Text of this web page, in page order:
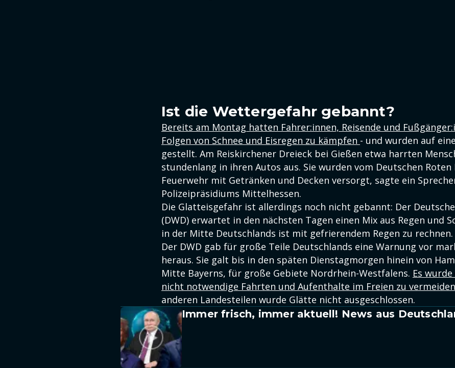
Ist die Wettergefahr gebannt?
Bereits am Montag hatten Fahrer:innen, Reisende und
Folgen von Schnee und Eisregen zu kämpfen - und wurden auf
gestellt. Am Reiskirchener Dreieck bei Gießen etwa harrten
stundenlang in ihren Autos aus. Sie wurden vom Deutschen Roten
Feuerwehr mit Getränken und Decken versorgt, sagte ein
Polizeipräsidiums Mittelhessen.
Die Glatteisgefahr ist allerdings noch nicht gebannt: Der
(DWD) erwartet in den nächsten Tagen einen Mix aus Regen und
in der Mitte Deutschlands ist mit gefrierendem Regen zu rechnen.
Der DWD gab für große Teile Deutschlands eine Warnung vor
heraus. Sie galt bis in den späten Dienstagmorgen hinein von
Mitte Bayerns, für große Gebiete Nordrhein-Westfalens. Es
nicht notwendige Fahrten und Aufenthalte im Freien zu
anderen Landesteilen wurde Glätte nicht ausgeschlossen.
Immer frisch, immer aktuell! News aus